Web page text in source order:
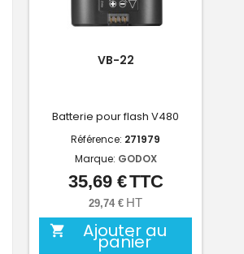
VB-22
Batterie pour flash V480
Référence: 271979
Marque: GODOX
Prix
35,69 €TTC
29,74 € HT
 Ajouter au
panier